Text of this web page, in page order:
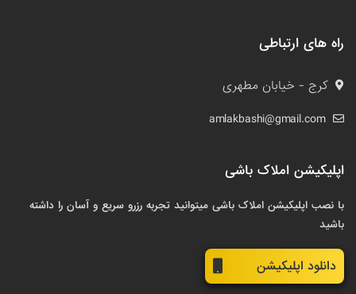
راه های ارتباطی
کرج - خیابان مطهری
amlakbashi@gmail.com
اپلیکیشن املاک باشی
با نصب اپلیکیشن املاک باشی میتوانید تجربه رزرو سریع و آسان را داشته
باشید
دانلود اپلیکیشن